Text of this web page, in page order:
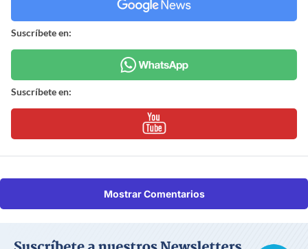
Suscríbete en:
Suscríbete en:
Mostrar Comentarios